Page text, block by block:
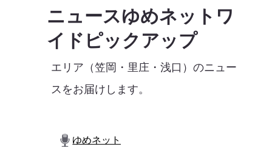
ニュースゆめネットワ
イドピックアップ
エリア（笠岡・里庄・浅口）のニュー
スをお届けします。
ゆめネット